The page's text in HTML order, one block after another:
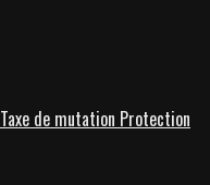
Taxe de mutation Protection